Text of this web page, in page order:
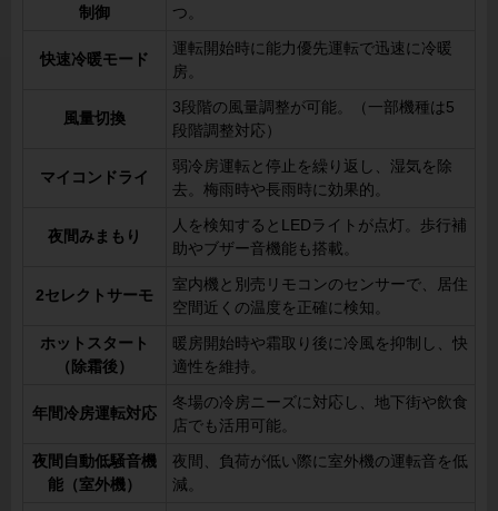
制御
つ。
快速冷暖モード
運転開始時に能力優先運転で迅速に冷暖
房。
風量切換
3段階の風量調整が可能。（一部機種は5
段階調整対応）
マイコンドライ
弱冷房運転と停止を繰り返し、湿気を除
去。梅雨時や長雨時に効果的。
夜間みまもり
人を検知するとLEDライトが点灯。歩行補
助やブザー音機能も搭載。
2セレクトサーモ
室内機と別売リモコンのセンサーで、居住
空間近くの温度を正確に検知。
ホットスタート
（除霜後）
暖房開始時や霜取り後に冷風を抑制し、快
適性を維持。
年間冷房運転対応
冬場の冷房ニーズに対応し、地下街や飲食
店でも活用可能。
夜間自動低騒音機
能（室外機）
夜間、負荷が低い際に室外機の運転音を低
減。